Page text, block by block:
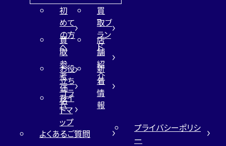
初
めて
の方
へ
買
取ブ
ラン
ド
買
取
参
考
価
格
店
舗
紹
介
お役
立ち
コラ
ム
新
着
情
報
サイ
トマ
ップ
よくあるご質問
プライバシーポリシ
ー